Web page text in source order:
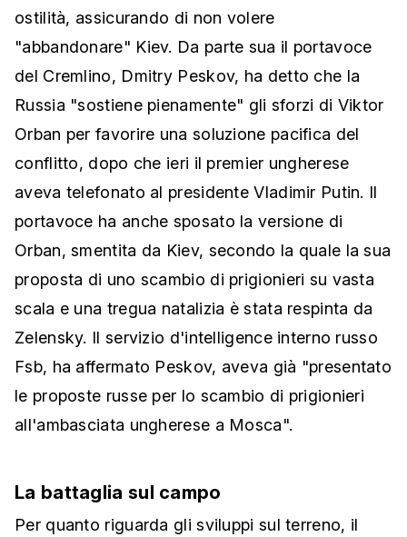
ostilità, assicurando di non volere
"abbandonare" Kiev. Da parte sua il portavoce
del Cremlino, Dmitry Peskov, ha detto che la
Russia "sostiene pienamente" gli sforzi di Viktor
Orban per favorire una soluzione pacifica del
conflitto, dopo che ieri il premier ungherese
aveva telefonato al presidente Vladimir Putin. Il
portavoce ha anche sposato la versione di
Orban, smentita da Kiev, secondo la quale la sua
proposta di uno scambio di prigionieri su vasta
scala e una tregua natalizia è stata respinta da
Zelensky. Il servizio d'intelligence interno russo
Fsb, ha affermato Peskov, aveva già "presentato
le proposte russe per lo scambio di prigionieri
all'ambasciata ungherese a Mosca".
La battaglia sul campo
Per quanto riguarda gli sviluppi sul terreno, il